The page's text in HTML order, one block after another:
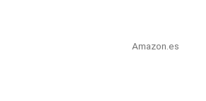
Amazon.es